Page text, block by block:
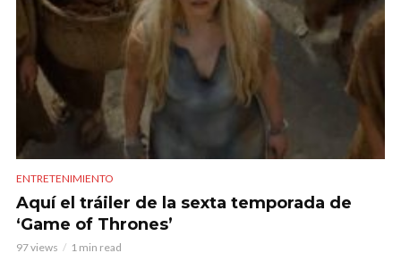
ENTRETENIMIENTO
Aquí el tráiler de la sexta temporada de
‘Game of Thrones’
97 views 1 min read